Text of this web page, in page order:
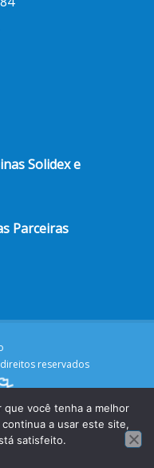
Solidex e
Parceiras
reservados
que você tenha a melhor
a usar este site,
satisfeito.